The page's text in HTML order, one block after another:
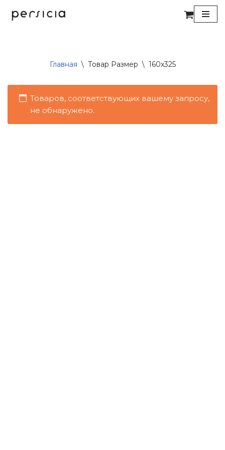
Главная \ Товар Размер \ 160x325
Товаров, соответствующих вашему запросу,
не обнаружено.